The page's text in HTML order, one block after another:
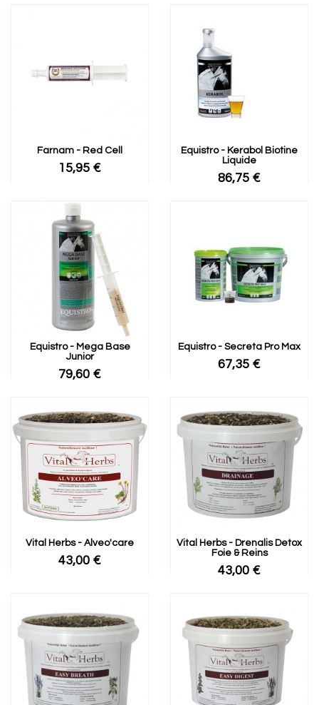
Farnam - Red Cell
15,95 €
Equistro - Kerabol Biotine
Liquide
86,75 €
Equistro - Mega Base
Junior
79,60 €
Equistro - Secreta Pro Max
67,35 €
Vital Herbs - Alveo'care
43,00 €
Vital Herbs - Drenalis Detox
Foie & Reins
43,00 €